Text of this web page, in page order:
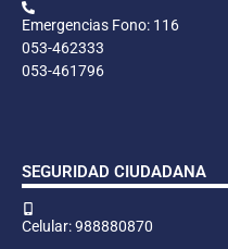
Emergencias Fono: 116
053-462333
053-461796
SEGURIDAD CIUDADANA
Celular: 988880870